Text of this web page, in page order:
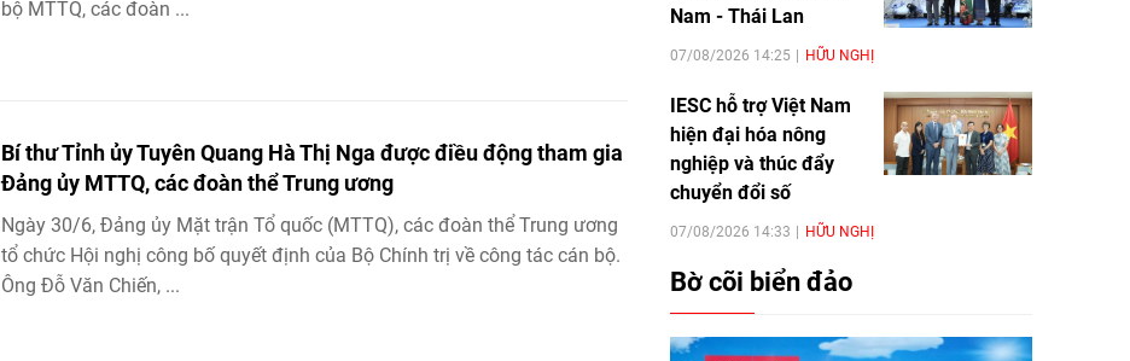
bộ MTTQ, các đoàn ...
Bí thư Tỉnh ủy Tuyên Quang Hà Thị Nga được điều động tham gia
Đảng ủy MTTQ, các đoàn thể Trung ương
Ngày 30/6, Đảng ủy Mặt trận Tổ quốc (MTTQ), các đoàn thể Trung ương
tổ chức Hội nghị công bố quyết định của Bộ Chính trị về công tác cán bộ.
Ông Đỗ Văn Chiến, ...
Nam - Thái Lan
07/08/2026 14:25 HỮU NGHỊ
IESC hỗ trợ Việt Nam
hiện đại hóa nông
nghiệp và thúc đẩy
chuyển đổi số
07/08/2026 14:33 HỮU NGHỊ
Bờ cõi biển đảo